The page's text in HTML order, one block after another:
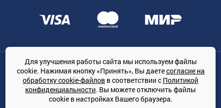
Общество с ограниченной ответственностью «ТРЕЙДКОН», ОГРН:
1167847364079, 197022, г. Санкт-Петербург, проспект Медиков, 7
КЛИМАТПРОФ.ONLINE - оптовая продажа кондиционеров и
климатической техники на территории РФ
Для улучшения работы сайта мы используем файлы
cookie. Нажимая кнопку «Принять», Вы даетесогласие на
обработку cookie-файлов в соответствии с Политикой
конфиденциальности. Вы можете отключить файлы
cookie в настройках Вашего браузера.